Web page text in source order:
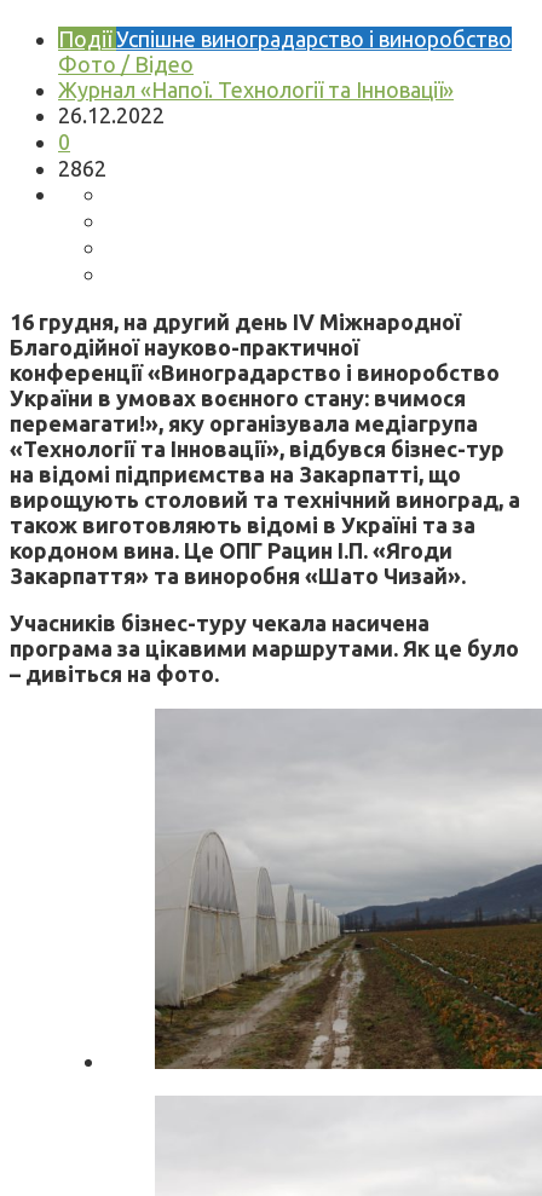
Події Успішне виноградарство і виноробство
Фото / Відео
Журнал «Напої. Технології та Інновації»
26.12.2022
0
2862
16 грудня, на другий день IV Міжнародної
Благодійної науково-практичної
конференції «Виноградарство і виноробство
України в умовах воєнного стану: вчимося
перемагати!», яку організувала медіагрупа
«Технології та Інновації», відбувся бізнес-тур
на відомі підприємства на Закарпатті, що
вирощують столовий та технічний виноград, а
також виготовляють відомі в Україні та за
кордоном вина. Це ОПГ Рацин І.П. «Ягоди
Закарпаття» та виноробня «Шато Чизай».
Учасників бізнес-туру чекала насичена
програма за цікавими маршрутами. Як це було
– дивіться на фото.